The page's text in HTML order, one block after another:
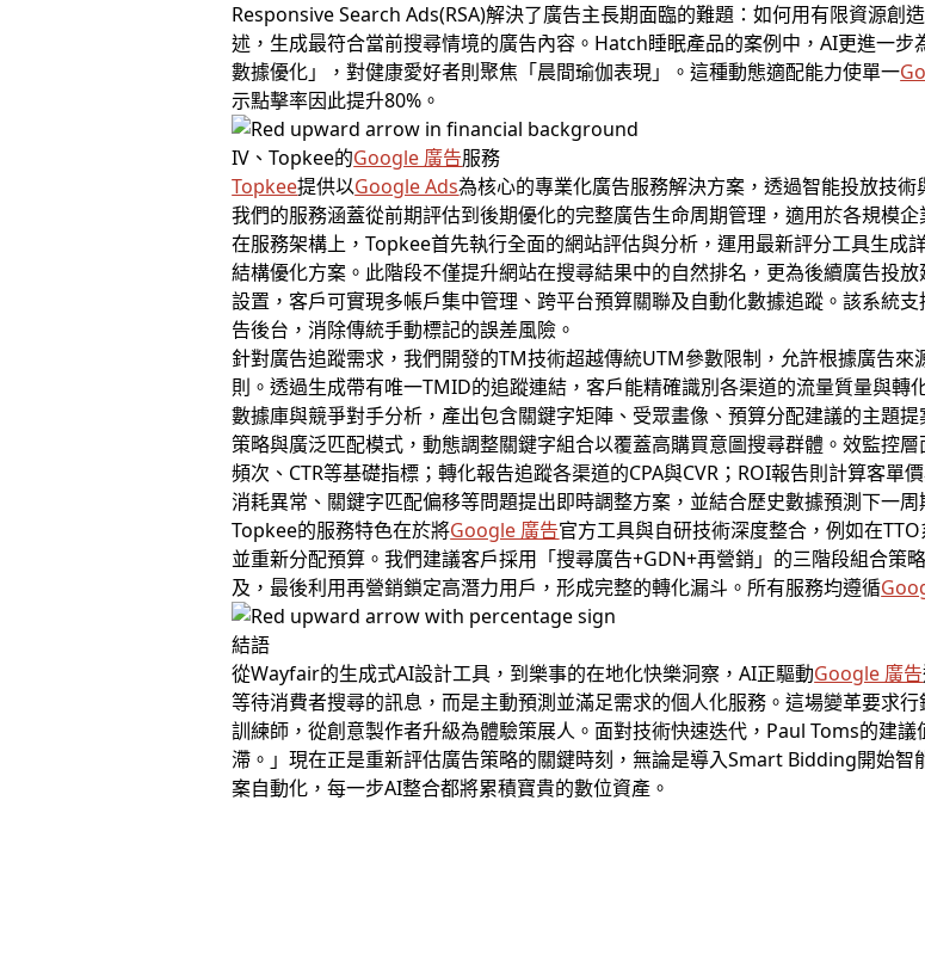
Responsive Search Ads(RSA)解決了廣告主長期面臨的難題：如何用有限資源創
述，生成最符合當前搜尋情境的廣告內容。Hatch睡眠產品的案例中，AI更進一
數據優化」，對健康愛好者則聚焦「晨間瑜伽表現」。這種動態適配能力使單一
示點擊率因此提升80%。
IV、Topkee的Google 廣告服務
Topkee提供以Google Ads為核心的專業化廣告服務解決方案，透過智能投放技
我們的服務涵蓋從前期評估到後期優化的完整廣告生命周期管理，適用於各規模企
在服務架構上，Topkee首先執行全面的網站評估與分析，運用最新評分工具生成
結構優化方案。此階段不僅提升網站在搜尋結果中的自然排名，更為後續廣告投
設置，客戶可實現多帳戶集中管理、跨平台預算關聯及自動化數據追蹤。該系統
告後台，消除傳統手動標記的誤差風險。
針對廣告追蹤需求，我們開發的TM技術超越傳統UTM參數限制，允許根據廣告
則。透過生成帶有唯一TMID的追蹤連結，客戶能精確識別各渠道的流量質量與
數據庫與競爭對手分析，產出包含關鍵字矩陣、受眾畫像、預算分配建議的主題
策略與廣泛匹配模式，動態調整關鍵字組合以覆蓋高購買意圖搜尋群體。效監控
頻次、CTR等基礎指標；轉化報告追蹤各渠道的CPA與CVR；ROI報告則計算客
消耗異常、關鍵字匹配偏移等問題提出即時調整方案，並結合歷史數據預測下一周
Topkee的服務特色在於將Google 廣告官方工具與自研技術深度整合，例如在
並重新分配預算。我們建議客戶採用「搜尋廣告+GDN+再營銷」的三階段組合策
及，最後利用再營銷鎖定高潛力用戶，形成完整的轉化漏斗。所有服務均遵循
結語
從Wayfair的生成式AI設計工具，到樂事的在地化快樂洞察，AI正驅動Google 廣告
等待消費者搜尋的訊息，而是主動預測並滿足需求的個人化服務。這場變革要
訓練師，從創意製作者升級為體驗策展人。面對技術快速迭代，Paul Toms的建
滯。」現在正是重新評估廣告策略的關鍵時刻，無論是導入Smart Bidding開始
案自動化，每一步AI整合都將累積寶貴的數位資產。